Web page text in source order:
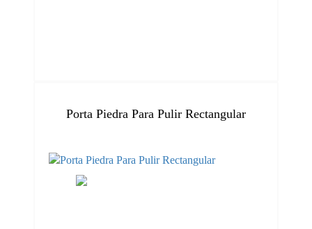
Porta Piedra Para Pulir Rectangular